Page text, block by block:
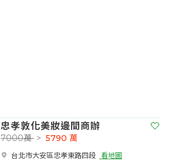
忠孝敦化美妝邊間商辦
台北市大安區忠孝東路四段​ 看地圖
7000萬 > 5790 萬